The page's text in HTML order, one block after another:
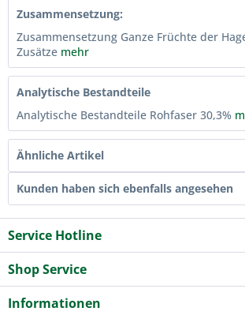
Zusammensetzung:
Zusammensetzung Ganze Früchte der
Zusätze mehr
Analytische Bestandteile
Analytische Bestandteile Rohfaser 30,3%
Ähnliche Artikel
Kunden haben sich ebenfalls angesehen
Service Hotline
Shop Service
Informationen